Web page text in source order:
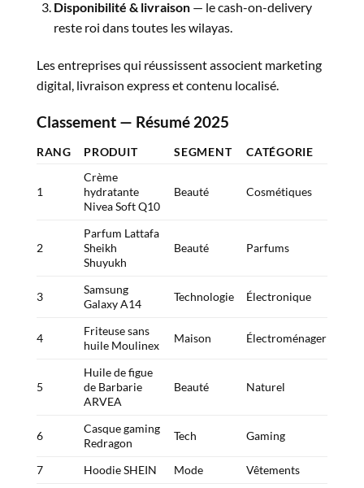
Disponibilité & livraison— le cash-on-delivery
reste roi dans toutes les wilayas.
Les entreprises qui réussissent associent marketing
digital, livraison express et contenu localisé.
Classement — Résumé 2025
RANG PRODUIT SEGMENT CATÉGORIE
1
Crème
hydratante
Nivea Soft Q10
Beauté Cosmétiques
2
Parfum Lattafa
Sheikh
Shuyukh
Beauté Parfums
3
Samsung
Galaxy A14
Technologie Électronique
4
Friteuse sans
huile Moulinex
Maison Électroménager
5
Huile de figue
de Barbarie
ARVEA
Beauté Naturel
6
Casque gaming
Redragon
Tech Gaming
7 Hoodie SHEIN Mode Vêtements